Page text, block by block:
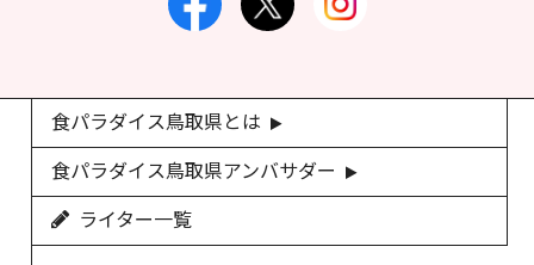
食パラダイス鳥取県とは
食パラダイス鳥取県アンバサダー
ライター一覧